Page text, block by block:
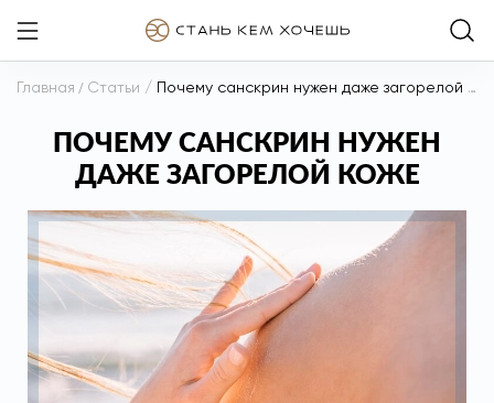
Главная / Статьи / Почему санскрин нужен даже загорелой коже
ПОЧЕМУ САНСКРИН НУЖЕН
ДАЖЕ ЗАГОРЕЛОЙ КОЖЕ